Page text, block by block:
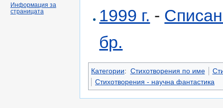
1999 г. -
бр.
Категории: Стихотворения по име
Стихотворения - научна фантастика
Информация за
страницата